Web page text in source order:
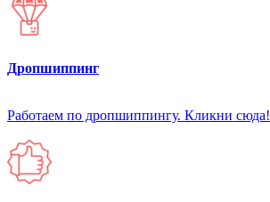
Дропшиппинг
Работаем по дропшиппингу. Кликни сюда!